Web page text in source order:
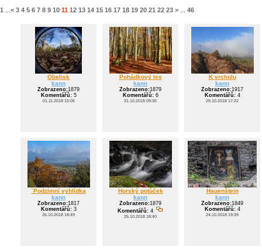
1
< 3 4 5 6 7 8 9 10 11 12 13 14 15 16 17 18 19 20 21 22 23 > 46
Obelisk
kann
Zobrazeno:1879
Komentářů:5
01.11.2018 15:05
Pohádkový les
kann
Zobrazeno:1879
Komentářů:6
31.10.2018 09:35
K vrcholu
kann
Zobrazeno:1917
Komentářů:4
29.10.2018 17:22
¨Podzimní vyhlídka
kann
Zobrazeno:1817
Komentářů:3
26.10.2018 18:49
Horský potůček
kann
Zobrazeno:1879
Komentářů: 4
25.10.2018 18:40
Hauenštein
kann
Zobrazeno:1849
Komentářů:4
24.10.2018 19:39